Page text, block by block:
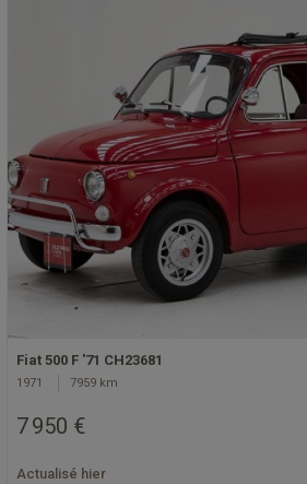
Fiat 500 F '71 CH23681
1971 7959 km
7 950 €
Actualisé hier